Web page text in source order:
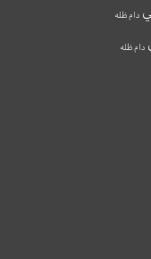
دام ظله
دام ظله